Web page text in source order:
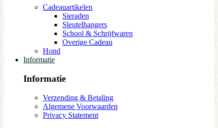
Cadeauartikelen
Sieraden
Sleutelhangers
School & Schrijfwaren
Overige Cadeau
Hond
Informatie
Informatie
Verzending & Betaling
Algemene Voorwaarden
Privacy Statement